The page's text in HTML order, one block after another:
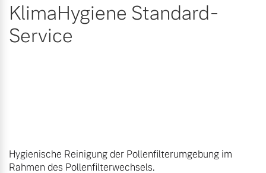
KlimaHygiene Standard-
Service
Hygienische Reinigung der Pollenfilterumgebung im
Rahmen des Pollenfilterwechsels.